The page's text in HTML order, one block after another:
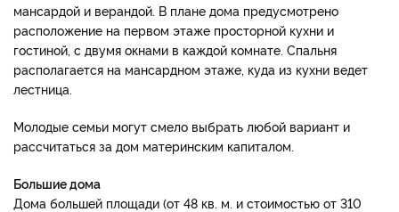
мансардой и верандой. В плане дома предусмотрено
расположение на первом этаже просторной кухни и
гостиной, с двумя окнами в каждой комнате. Спальня
располагается на мансардном этаже, куда из кухни ведет
лестница.
Молодые семьи могут смело выбрать любой вариант и
рассчитаться за дом материнским капиталом.
Большие дома
Дома большей площади (от 48 кв. м. и стоимостью от 310